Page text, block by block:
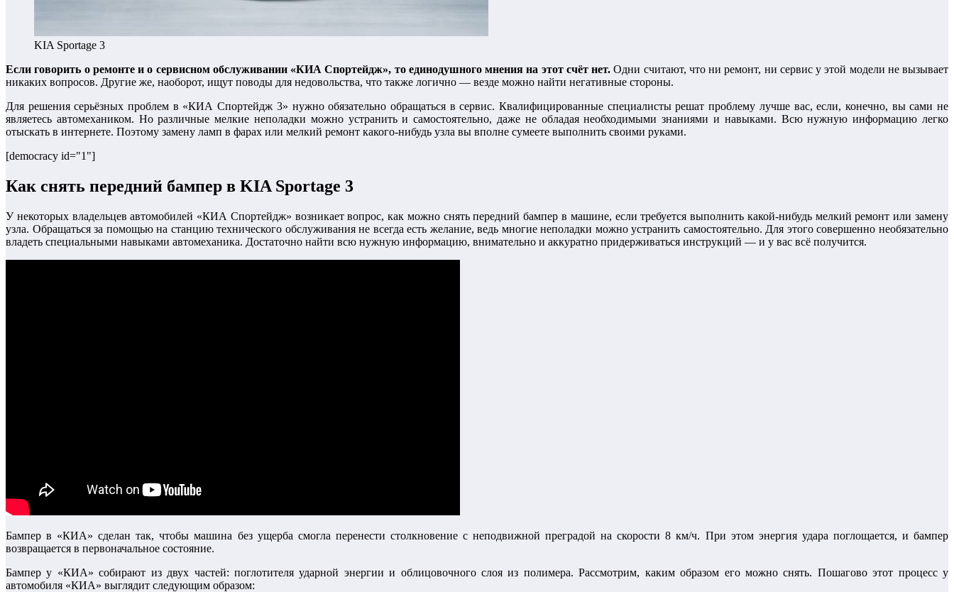
KIA Sportage 3
Если говорить о ремонте и о сервисном обслуживании «КИА Спортейдж», то единодушного мнения на этот счёт нет. Одни считают, что ни ремонт, ни сервис у этой модели не вызывает
никаких вопросов. Другие же, наоборот, ищут поводы для недовольства, что также логично — везде можно найти негативные стороны.
Для решения серьёзных проблем в «КИА Спортейдж 3» нужно обязательно обращаться в сервис. Квалифицированные специалисты решат проблему лучше вас, если, конечно, вы сами не
являетесь автомехаником. Но различные мелкие неполадки можно устранить и самостоятельно, даже не обладая необходимыми знаниями и навыками. Всю нужную информацию легко
отыскать в интернете. Поэтому замену ламп в фарах или мелкий ремонт какого-нибудь узла вы вполне сумеете выполнить своими руками.
[democracy id="1"]
Как снять передний бампер в KIA Sportage 3
У некоторых владельцев автомобилей «КИА Спортейдж» возникает вопрос, как можно снять передний бампер в машине, если требуется выполнить какой-нибудь мелкий ремонт или замену
узла. Обращаться за помощью на станцию технического обслуживания не всегда есть желание, ведь многие неполадки можно устранить самостоятельно. Для этого совершенно необязательно
владеть специальными навыками автомеханика. Достаточно найти всю нужную информацию, внимательно и аккуратно придерживаться инструкций — и у вас всё получится.
Бампер в «КИА» сделан так, чтобы машина без ущерба смогла перенести столкновение с неподвижной преградой на скорости 8 км/ч. При этом энергия удара поглощается, и бампер
возвращается в первоначальное состояние.
Бампер у «КИА» собирают из двух частей: поглотителя ударной энергии и облицовочного слоя из полимера. Рассмотрим, каким образом его можно снять. Пошагово этот процесс у
автомобиля «КИА» выглядит следующим образом: